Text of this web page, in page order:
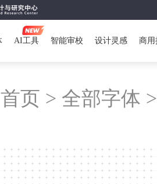
AI工具 智能审校 设计灵感 商用
首页 > 全部字体